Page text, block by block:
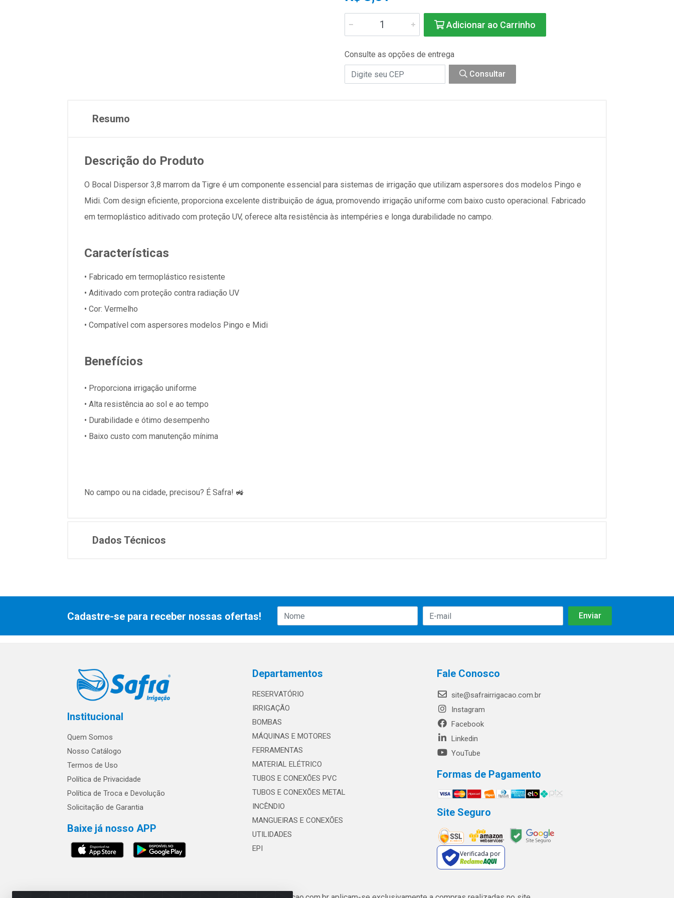
Adicionar ao Carrinho
Consulte as opções de entrega
Consultar
Resumo
Descrição do Produto
O Bocal Dispersor 3,8 marrom da Tigre é um componente essencial para sistemas de irrigação que utilizam aspersores dos modelos Pingo e
Midi. Com design eficiente, proporciona excelente distribuição de água, promovendo irrigação uniforme com baixo custo operacional. Fabricado
em termoplástico aditivado com proteção UV, oferece alta resistência às intempéries e longa durabilidade no campo.
Características
• Fabricado em termoplástico resistente
• Aditivado com proteção contra radiação UV
• Cor: Vermelho
• Compatível com aspersores modelos Pingo e Midi
Benefícios
• Proporciona irrigação uniforme
• Alta resistência ao sol e ao tempo
• Durabilidade e ótimo desempenho
• Baixo custo com manutenção mínima
No campo ou na cidade, precisou? É Safra! 🚜
Dados Técnicos
Cadastre-se para receber nossas ofertas!
Institucional
Quem Somos
Nosso Catálogo
Termos de Uso
Política de Privacidade
Política de Troca e Devolução
Solicitação de Garantia
Baixe já nosso APP
Departamentos
RESERVATÓRIO
IRRIGAÇÃO
BOMBAS
MÁQUINAS E MOTORES
FERRAMENTAS
MATERIAL ELÉTRICO
TUBOS E CONEXÕES PVC
TUBOS E CONEXÕES METAL
INCÊNDIO
MANGUEIRAS E CONEXÕES
UTILIDADES
EPI
Fale Conosco
site@safrairrigacao.com.br
Instagram
Facebook
Linkedin
YouTube
Formas de Pagamento
Site Seguro
Verificada por